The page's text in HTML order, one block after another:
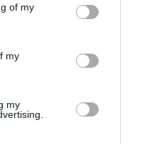
You may click to
its third-party tags to
in below Google
of my
my
my
találkozni a
hogyan hat
El tudsz